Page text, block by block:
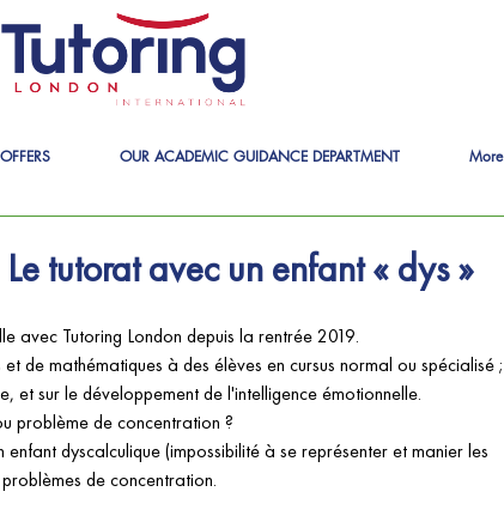
OUR ACADEMIC GUIDANCE DEPARTMENT More
tutorat avec un enfant « dys »
avec Tutoring London depuis la rentrée 2019.
de mathématiques à des élèves en cursus normal ou spécialisé ;
et sur le développement de l'intelligence émotionnelle.
problème de concentration ?
dyscalculique (impossibilité à se représenter et manier les
de concentration.